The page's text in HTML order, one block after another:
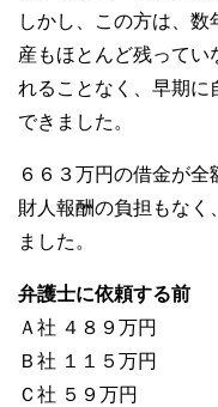
しかし、この方は、
産もほとんど残ってい
れることなく、早期に
できました。
６６３万円の借金が
財人報酬の負担もなく
ました。
弁護士に依頼する前
Ａ社 ４８９万円
Ｂ社 １１５万円
Ｃ社 ５９万円